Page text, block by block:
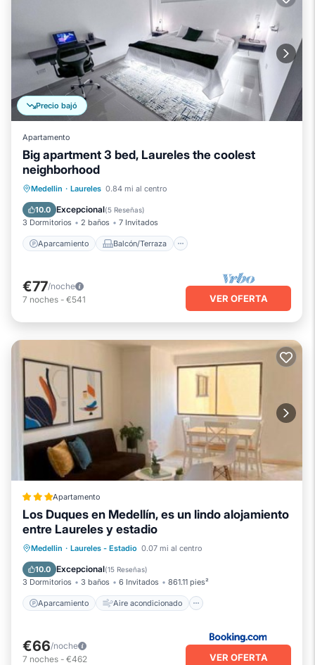
Precio bajó
Apartamento
Big apartment 3 bed, Laureles the coolest
neighborhood
Medellin · Laureles 0.84 mi al centro
10.0 Excepcional(5 Reseñas)
3 Dormitorios 2 baños 7 Invitados
Aparcamiento Balcón/Terraza
Aparcamiento
Balcón/Terraza
Cocina
Internet
€77/noche
7 noches - €541 VER OFERTA
Apartamento
Los Duques en Medellín, es un lindo alojamiento
entre Laureles y estadio
Medellin · Laureles - Estadio 0.07 mi al centro
10.0 Excepcional(15 Reseñas)
3 Dormitorios 3 baños 6 Invitados 861.11 pies²
Aparcamiento Aire acondicionado
Aparcamiento
Aire acondicionado
Internet
Se admiten mascotas
€66/noche
7 noches - €462 VER OFERTA